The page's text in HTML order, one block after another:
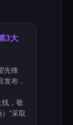
3大
先锋
布，
线，敬
”采取